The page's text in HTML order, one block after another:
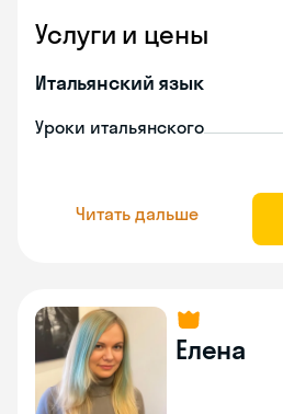
Услуги и цены
Итальянский язык
Уроки итальянского
Читать дальше
Елена